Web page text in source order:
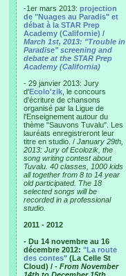
-1er mars 2013: projection
de "Nuages au Paradis" et
débat à la STAR Prep
Academy (Californie) /
March 1st, 2013: "Trouble in
Paradise" screening and
debate at the STAR Prep
Academy (California)
- 29 janvier 2013: Jury
d'Ecolo'zik , le concours
d'écriture de chansons
organisé par la Ligue de
l'Enseignement autour du
thème "Sauvons Tuvalu". Les
lauréats enregistreront leur
titre en studio. / January 29th,
2013: Jury of Ecolozik, the
song writing contest about
Tuvalu. 40 classes, 1000 kids
all together from 8 to 14 year
old participated. The 18
selected songs will be
recorded in a professional
studio.
2011 - 2012
- Du 14 novembre au 16
décembre 2012: "La route
des contes" (La Celle St
Cloud) / - From November